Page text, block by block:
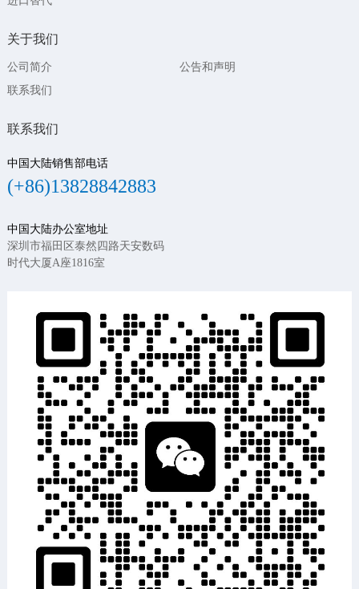
关于我们
公司简介
公告和声明
联系我们
联系我们
中国大陆销售部电话
(+86)13828842883
中国大陆办公室地址
深圳市福田区泰然四路天安数码
时代大厦A座1816室